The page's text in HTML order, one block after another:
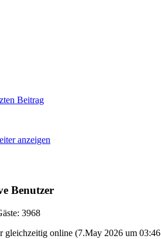
anzeigen
Benutzer
3968
gleichzeitig online (7.May 2026 um 03:46